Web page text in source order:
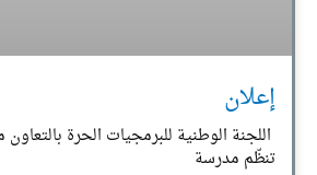
إعلان
اللجنة الوطنية للبرمجيات الحرة
تنظّم مدرسة